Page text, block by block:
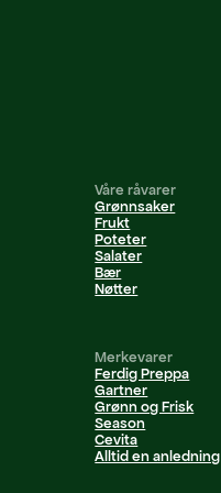
Våre råvarer
Grønnsaker
Frukt
Poteter
Salater
Bær
Nøtter
Merkevarer
Ferdig Preppa
Gartner
Grønn og Frisk
Season
Cevita
Alltid en anledning